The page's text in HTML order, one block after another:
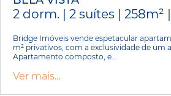
2 dorm. | 2 suítes | 258m²
Bridge Imóveis vende espetacular
m² privativos, com a exclusividade de um
Apartamento composto, e...
Ver mais...